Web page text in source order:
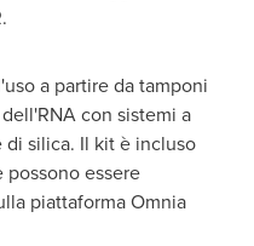
a partire da tamponi
con sistemi a
di silica. Il kit è incluso
essere
piattaforma Omnia